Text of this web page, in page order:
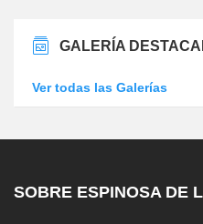
GALERÍA
Ver todas las Galerías
SOBRE ESPINOSA DE